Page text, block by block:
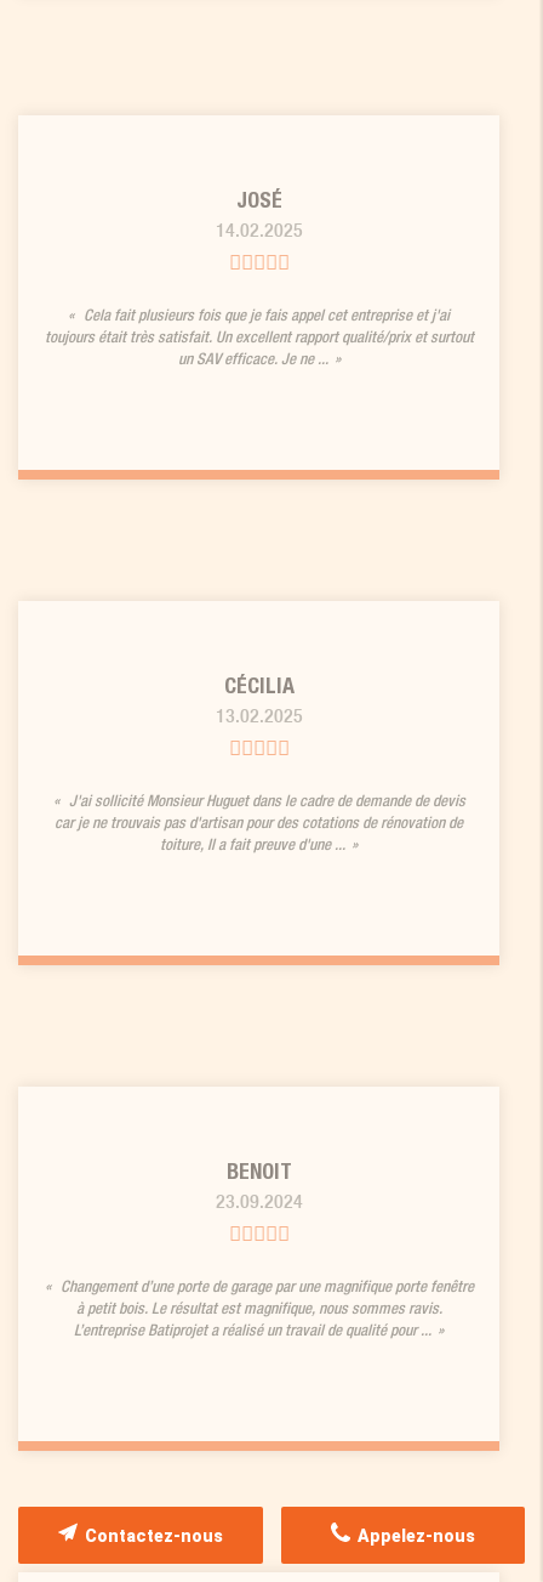
JOSÉ
14.02.2025
Cela fait plusieurs fois que je fais appel cet entreprise et j'ai
toujours était très satisfait. Un excellent rapport qualité/prix et surtout
un SAV efficace. Je ne ...
CÉCILIA
13.02.2025
J'ai sollicité Monsieur Huguet dans le cadre de demande de devis
car je ne trouvais pas d'artisan pour des cotations de rénovation de
toiture, Il a fait preuve d'une ...
BENOIT
23.09.2024
Changement d’une porte de garage par une magnifique porte fenêtre
à petit bois. Le résultat est magnifique, nous sommes ravis.
L’entreprise Batiprojet a réalisé un travail de qualité pour ...
Appelez-nous
Contactez-nous